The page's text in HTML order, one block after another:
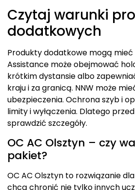
Czytaj warunki
dodatkowych
Produkty dodatkowe mogą mieć
Assistance może obejmować
krótkim dystansie albo
kraju i za granicą. NNW może
ubezpieczenia. Ochrona szyb i
limity i wyłączenia. Dlatego
sprawdzić szczegóły.
OC AC Olsztyn – czy
pakiet?
OC AC Olsztyn to rozwiązanie
chcą chronić nie tylko innych